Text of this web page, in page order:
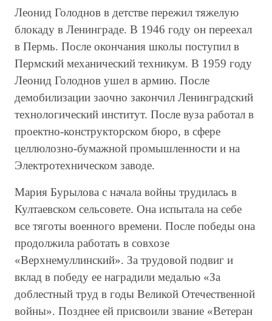
Леонид Голоднов в детстве пережил тяжелую
блокаду в Ленинграде. В 1946 году он переехал
в Пермь. После окончания школы поступил в
Пермский механический техникум. В 1959 году
Леонид Голоднов ушел в армию. После
демобилизации заочно закончил Ленинградский
технологический институт. После вуза работал в
проектно-конструкторском бюро, в сфере
целлюлозно-бумажной промышленности и на
Электротехническом заводе.
Мария Бурылова с начала войны трудилась в
Култаевском сельсовете. Она испытала на себе
все тяготы военного времени. После победы она
продолжила работать в совхозе
«Верхнемуллинский». За трудовой подвиг и
вклад в победу ее наградили медалью «За
доблестный труд в годы Великой Отечественной
войны». Позднее ей присвоили звание «Ветеран